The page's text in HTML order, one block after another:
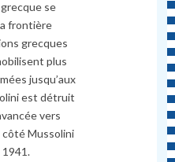
grecque se
frontière
grecques
plus
jusqu’aux
est détruit
vers
côté Mussolini